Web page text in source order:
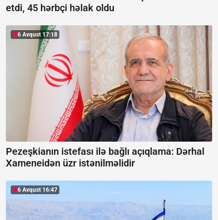
etdi, 45 hərbçi həlak oldu
6 Avqust 17:18
Pezeşkianın istefası ilə bağlı açıqlama: Dərhal
Xameneidən üzr istənilməlidir
6 Avqust 16:47